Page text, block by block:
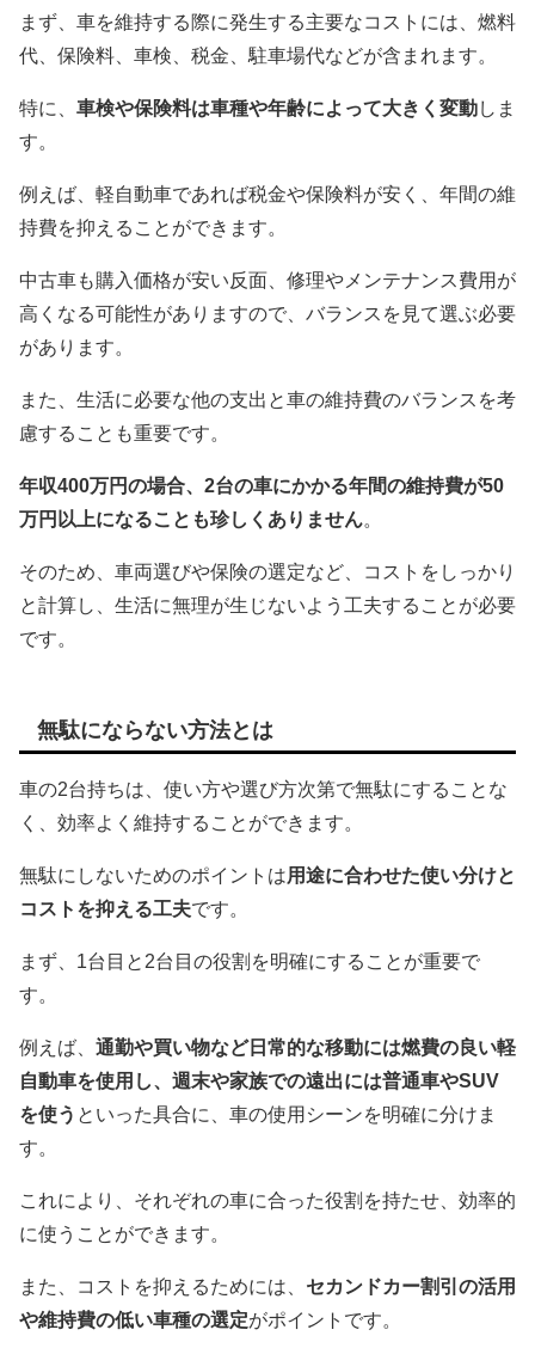
まず、車を維持する際に発生する主要なコストには、燃料
代、保険料、車検、税金、駐車場代などが含まれます。
特に、 車検や保険料は車種や年齢によって大きく変動しま
す。
例えば、軽自動車であれば税金や保険料が安く、年間の維
持費を抑えることができます。
中古車も購入価格が安い反面、修理やメンテナンス費用が
高くなる可能性がありますので、バランスを見て選ぶ必要
があります。
また、生活に必要な他の支出と車の維持費のバランスを考
慮することも重要です。
年収400万円の場合、2台の車にかかる年間の維持費が50
万円以上になることも珍しくありません。
そのため、車両選びや保険の選定など、コストをしっかり
と計算し、生活に無理が生じないよう工夫することが必要
です。
無駄にならない方法とは
車の2台持ちは、使い方や選び方次第で無駄にすることな
く、効率よく維持することができます。
無駄にしないためのポイントは用途に合わせた使い分けと
コストを抑える工夫です。
まず、1台目と2台目の役割を明確にすることが重要で
す。
例えば、 通勤や買い物など日常的な移動には燃費の良い軽
自動車を使用し、週末や家族での遠出には普通車やSUV
を使う といった具合に、車の使用シーンを明確に分けま
す。
これにより、それぞれの車に合った役割を持たせ、効率的
に使うことができます。
また、コストを抑えるためには、 セカンドカー割引の活用
や維持費の低い車種の選定がポイントです。